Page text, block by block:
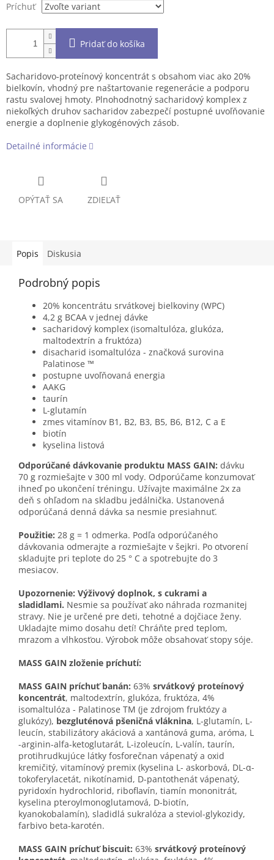
Príchuť
Pridať do košíka
Sacharidovo-proteínový koncentrát s obsahom viac ako 20%
bielkovín, vhodný pre naštartovanie regenerácie a podporu
rastu svalovej hmoty. Plnohodnotný sacharidový komplex z
niekoľkých druhov sacharidov zabezpečí postupné uvoľňovanie
energie a doplnenie glykogénových zásob.
Detailné informácie
OPÝTAŤ SA ZDIEĽAŤ
Popis Diskusia
Podrobný popis
20% koncentrátu srvátkovej bielkoviny (WPC)
4,2 g BCAA v jednej dávke
sacharidový komplex (isomaltulóza, glukóza,
maltodextrín a fruktóza)
disacharid isomaltulóza - značková surovina
Palatinose ™
postupne uvoľňovaná energia
AAKG
taurín
L-glutamín
zmes vitamínov B1, B2, B3, B5, B6, B12, C a E
biotín
kyselina listová
Odporúčané dávkovanie produktu MASS GAIN: dávku
70 g rozmiešajte v 300 ml vody. Odporúčame konzumovať
ihneď po ukončení tréningu. Užívajte maximálne 2x za
deň s ohľadom na skladbu jedálnička. Ustanovená
odporúčaná denná dávka sa nesmie presiahnuť.
Použitie: 28 g = 1 odmerka. Podľa odporúčaného
dávkovania odmerajte a rozmiešajte v šejkri. Po otvorení
skladujte pri teplote do 25 ° C a spotrebujte do 3
mesiacov.
Upozornenie: Výživový doplnok, s cukrami a
sladidlami. Nesmie sa používať ako náhrada rozmanitej
stravy. Nie je určené pre deti, tehotné a dojčiace ženy.
Ukladajte mimo dosahu detí! Chráňte pred teplom,
mrazom a vlhkosťou. Výrobok môže obsahovať stopy sóje.
MASS GAIN zloženie príchutí:
MASS GAIN príchuť banán: 63% srvátkový proteínový
koncentrát, maltodextrín, glukóza, fruktóza, 4%
isomaltulóza - Palatinose TM (je zdrojom fruktózy a
glukózy), bezgluténová pšeničná vláknina, L-glutamín, L-
leucín, stabilizátory akáciová a xantánová guma, aróma, L
-arginin-alfa-ketoglutarát, L-izoleucín, L-valín, taurín,
protihrudkujúce látky fosforečnan vápenatý a oxid
kremičitý, vitamínový premix (kyselina L- askorbová, DL-α-
tokoferylacetát, nikotínamid, D-pantothenát vápenatý,
pyridoxín hydrochlorid, riboflavín, tiamín mononitrát,
kyselina pteroylmonoglutamová, D-biotín,
kyanokobalamín), sladidlá sukralóza a steviol-glykozidy,
farbivo beta-karotén.
MASS GAIN príchuť biscuit: 63% srvátkový proteínový